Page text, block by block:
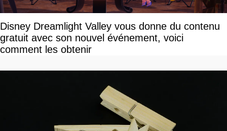
Disney Dreamlight Valley vous donne du contenu
gratuit avec son nouvel événement, voici
comment les obtenir